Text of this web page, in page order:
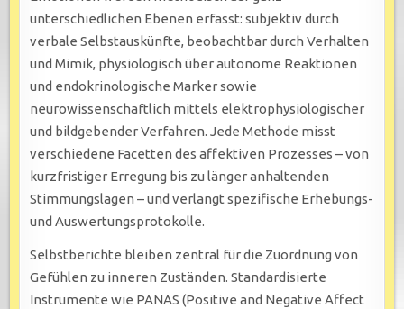
unterschiedlichen Ebenen erfasst: subjektiv durch
verbale Selbstauskünfte, beobachtbar durch Verhalten
und Mimik, physiologisch über autonome Reaktionen
und endokrinologische Marker sowie
neurowissenschaftlich mittels elektrophysiologischer
und bildgebender Verfahren. Jede Methode misst
verschiedene Facetten des affektiven Prozesses – von
kurzfristiger Erregung bis zu länger anhaltenden
Stimmungslagen – und verlangt spezifische Erhebungs-
und Auswertungsprotokolle.
Selbstberichte bleiben zentral für die Zuordnung von
Gefühlen zu inneren Zuständen. Standardisierte
Instrumente wie PANAS (Positive and Negative Affect